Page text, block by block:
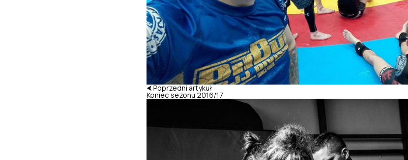
⮜ Poprzedni artykuł
Koniec sezonu 2016/17